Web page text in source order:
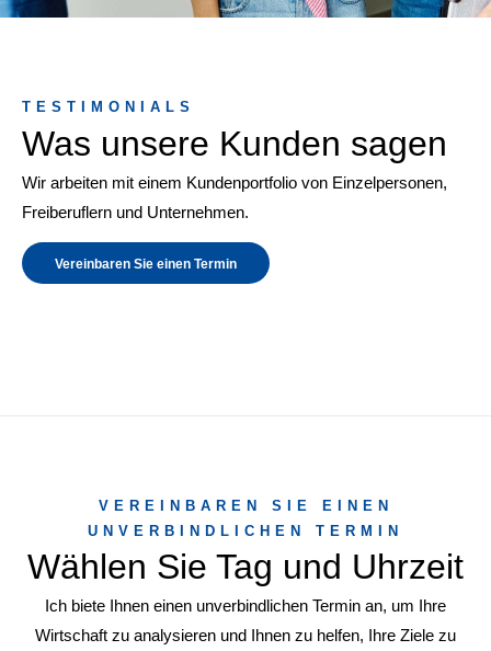
TESTIMONIALS
Was unsere Kunden sagen
Wir arbeiten mit einem Kundenportfolio von Einzelpersonen,
Freiberuflern und Unternehmen.
Vereinbaren Sie einen Termin
VEREINBAREN SIE EINEN
UNVERBINDLICHEN TERMIN
Wählen Sie Tag und Uhrzeit
Ich biete Ihnen einen unverbindlichen Termin an, um Ihre
Wirtschaft zu analysieren und Ihnen zu helfen, Ihre Ziele zu